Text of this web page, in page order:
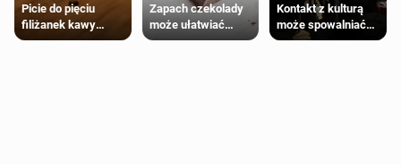
Picie do pięciu
filiżanek kawy
dziennie jest
Zapach czekolady
może ułatwiać
trening siłowy
Kontakt z kulturą
może spowalniać
starzenie